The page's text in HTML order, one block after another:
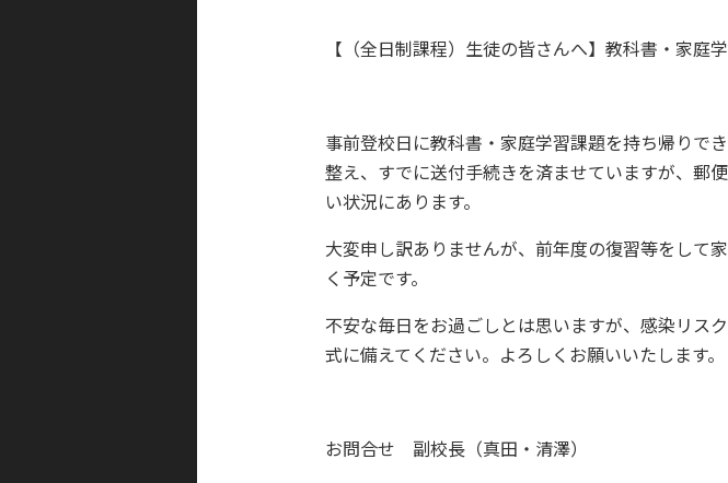
【（全日制課程）生徒の皆さんへ】教科書・家庭
事前登校日に教科書・家庭学習課題を持ち帰りで
整え、すでに送付手続きを済ませていますが、郵
い状況にあります。
大変申し訳ありませんが、前年度の復習等をして
く予定です。
不安な毎日をお過ごしとは思いますが、感染リス
式に備えてください。よろしくお願いいたします。
お問合せ 副校長（真田・清澤）